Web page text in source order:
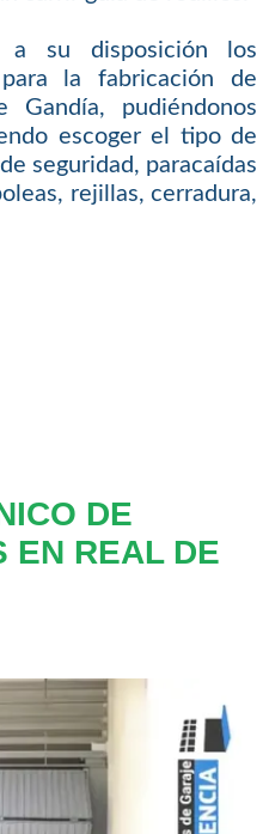
a su disposición los
la fabricación de
Gandía, pudiéndonos
escoger el tipo de
seguridad, paracaídas
rejillas, cerradura,
DE
EN REAL DE